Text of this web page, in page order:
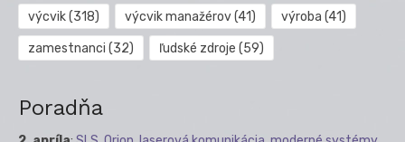
výcvik(318) výcvik manažérov(41) výroba (41)
zamestnanci (32) ľudské zdroje (59)
Poradňa